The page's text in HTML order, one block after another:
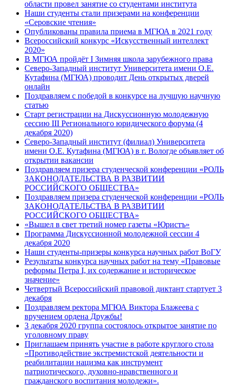
области провел занятие со студентами института
Наши студенты стали призерами на конференции
«Серовские чтения»
Опубликованы правила приема в МГЮА в 2021 году
Всероссийский конкурс «Искусственный интеллект
2020»
В МГЮА пройдёт I Зимняя школа зарубежного права
Северо-Западный институт Университета имени О.Е.
Кутафина (МГЮА) проводит День открытых дверей
онлайн
Поздравляем с победой в конкурсе на лучшую научную
статью
Старт регистрации на Дискуссионную молодежную
сессию III Регионального юридического форума (4
декабря 2020)
Северо-Западный институт (филиал) Университета
имени О.Е. Кутафина (МГЮА) в г. Вологде объявляет об
открытии вакансии
Поздравляем призера студенческой конференции «РОЛЬ
ЗАКОНОДАТЕЛЬСТВА В РАЗВИТИИ
РОССИЙСКОГО ОБЩЕСТВА»
Поздравляем призера студенческой конференции «РОЛЬ
ЗАКОНОДАТЕЛЬСТВА В РАЗВИТИИ
РОССИЙСКОГО ОБЩЕСТВА»
«Вышел в свет третий номер газеты «Юристъ»
Программа Дискуссионной молодежной сессии 4
декабря 2020
Наши студенты-призеры конкурса научных работ ВоГУ
Результаты конкурса научных работ на тему «Правовые
реформы Петра I, их содержание и историческое
значение»
Четвертый Всероссийский правовой диктант стартует 3
декабря
Поздравляем ректора МГЮА Виктора Блажеева с
вручением ордена Дружбы!
3 декабря 2020 группа состоялось открытое занятие по
уголовному праву
Приглашаем принять участие в работе круглого стола
«Противодействие экстремистской деятельности и
реабилитации нацизма как инструмент
патриотического, духовно-нравственного и
гражданского воспитания молодежи».